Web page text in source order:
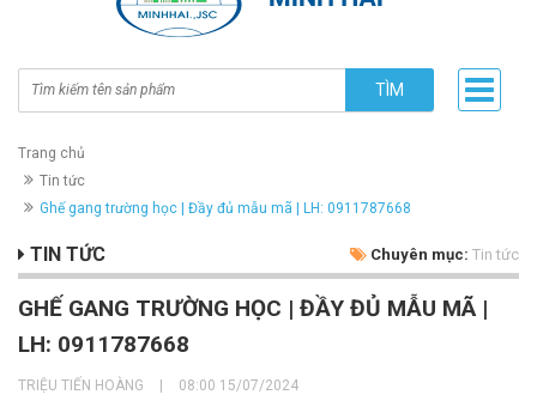
TÌM
Trang chủ
Tin tức
Ghế gang trường học | Đầy đủ mẫu mã | LH: 0911787668
TIN TỨC Chuyên mục: Tin tức
GHẾ GANG TRƯỜNG HỌC | ĐẦY ĐỦ MẪU MÃ |
LH: 0911787668
TRIỆU TIẾN HOÀNG 08:00 15/07/2024